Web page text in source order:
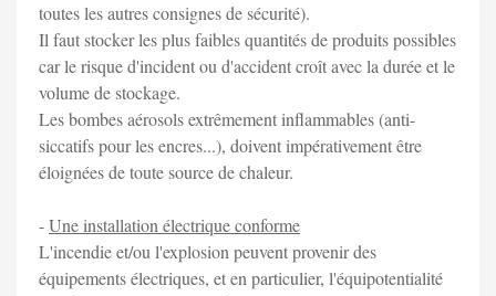
toutes les autres consignes de sécurité).
Il faut stocker les plus faibles quantités de produits possibles
car le risque d'incident ou d'accident croît avec la durée et le
volume de stockage.
Les bombes aérosols extrêmement inflammables (anti-
siccatifs pour les encres...), doivent impérativement être
éloignées de toute source de chaleur.
-Une installation électrique conforme
L'incendie et/ou l'explosion peuvent provenir des
équipements électriques, et en particulier, l'équipotentialité